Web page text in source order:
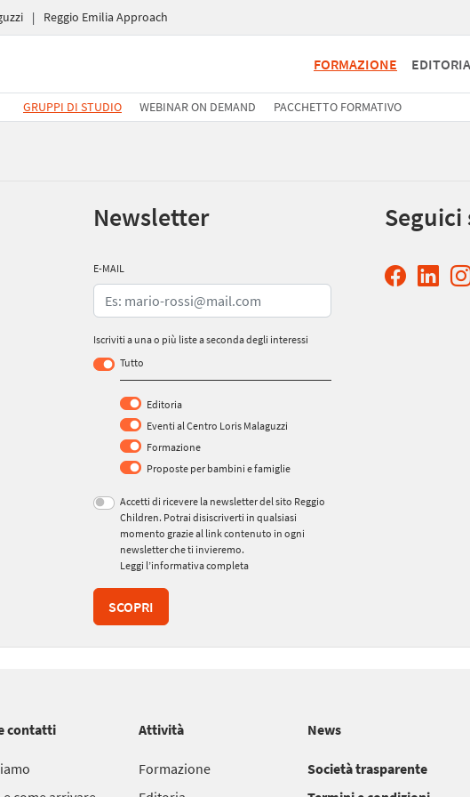
| Reggio Emilia Approach
FORMAZIONE EDITORIA
GRUPPI DI STUDIO WEBINAR ON DEMAND PACCHETTO FORMATIVO
Newsletter
E-MAIL
Iscriviti a una o più liste a seconda degli interessi
Tutto
Editoria
Eventi al Centro Loris Malaguzzi
Formazione
Proposte per bambini e famiglie
Accetti di ricevere la newsletter del sito Reggio
Children. Potrai disiscriverti in qualsiasi
momento grazie al link contenuto in ogni
newsletter che ti invieremo.
Leggi l’informativa completa
SCOPRI
contatti Attività
Formazione
News
Società trasparente